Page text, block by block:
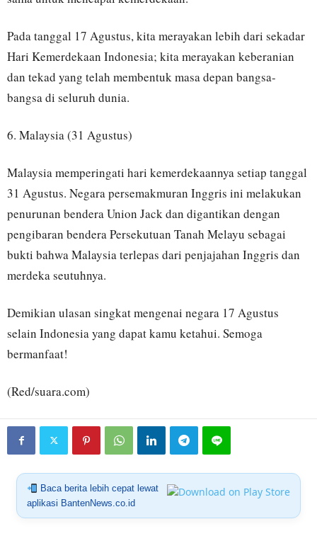
Pada tanggal 17 Agustus, kita merayakan lebih dari sekadar
Hari Kemerdekaan Indonesia; kita merayakan keberanian
dan tekad yang telah membentuk masa depan bangsa-
bangsa di seluruh dunia.
6. Malaysia (31 Agustus)
Malaysia memperingati hari kemerdekaannya setiap tanggal
31 Agustus. Negara persemakmuran Inggris ini melakukan
penurunan bendera Union Jack dan digantikan dengan
pengibaran bendera Persekutuan Tanah Melayu sebagai
bukti bahwa Malaysia terlepas dari penjajahan Inggris dan
merdeka seutuhnya.
Demikian ulasan singkat mengenai negara 17 Agustus
selain Indonesia yang dapat kamu ketahui. Semoga
bermanfaat!
(Red/suara.com)
Baca berita lebih cepat lewat
aplikasi BantenNews.co.id